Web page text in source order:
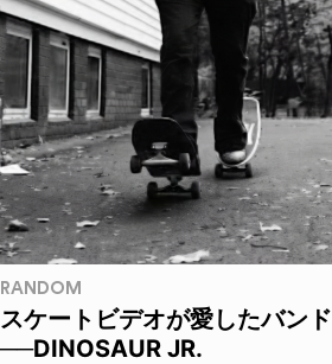
RANDOM
スケートビデオが愛したバンド
──DINOSAUR JR.